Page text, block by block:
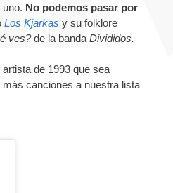
No podemos pasar por
Los Kjarkas y su folklore
ves?de la banda Divididos.
de 1993 que sea
más canciones a nuestra lista